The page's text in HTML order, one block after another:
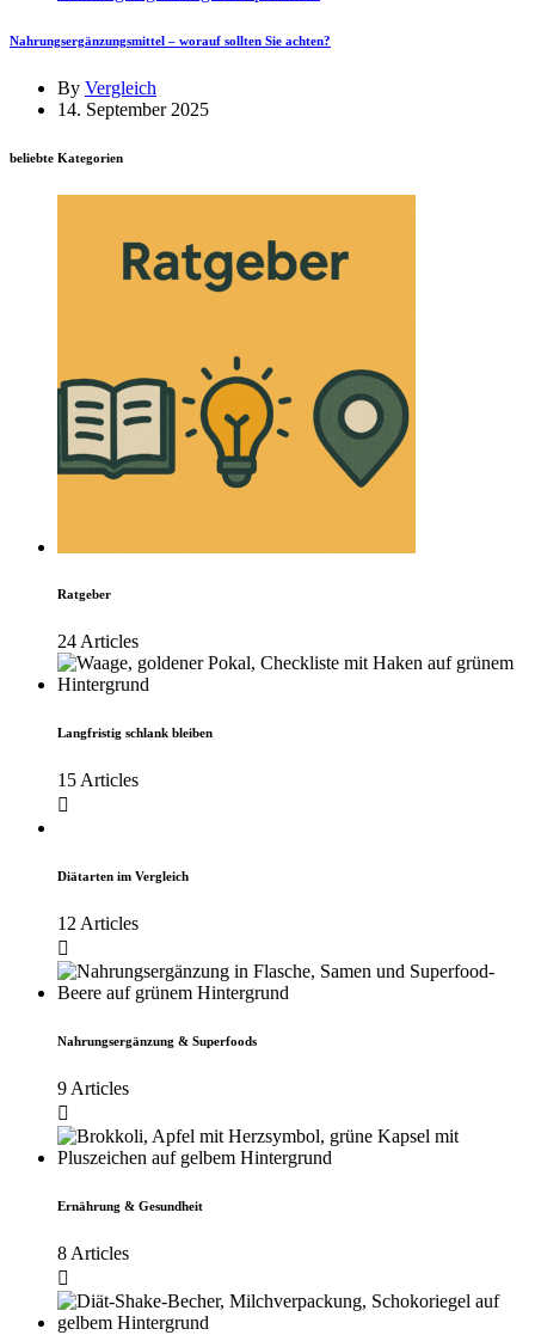
Nahrungsergänzungsmittel – worauf sollten Sie achten?
By Vergleich
14. September 2025
beliebte Kategorien
Ratgeber
24 Articles
Langfristig schlank bleiben
15 Articles
Diätarten im Vergleich
12 Articles
Nahrungsergänzung & Superfoods
9 Articles
Ernährung & Gesundheit
8 Articles